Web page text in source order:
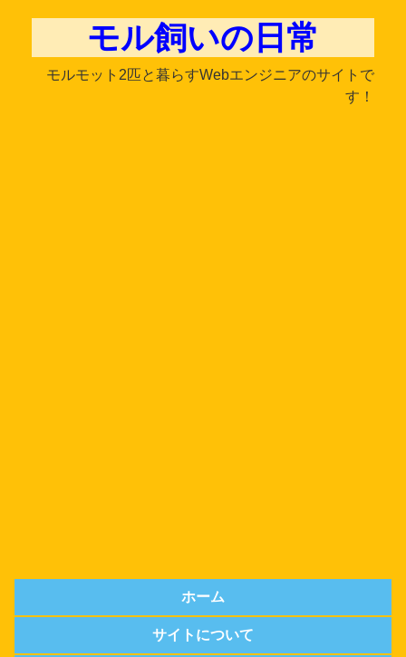
モル飼いの日常
モルモット2匹と暮らすWebエンジニアのサイトで
す！
ホーム
サイトについて